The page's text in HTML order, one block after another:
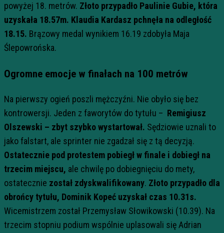
powyżej 18. metrów. Złoto przypadło Paulinie Gubie, która
uzyskała 18.57m. Klaudia Kardasz pchnęła na odległość
18.15. Brązowy medal wynikiem 16.19 zdobyła Maja
Ślepowrońska.
Ogromne emocje w finałach na 100 metrów
Na pierwszy ogień poszli mężczyźni. Nie obyło się bez
kontrowersji. Jeden z faworytów do tytułu – Remigiusz
Olszewski – zbyt szybko wystartował. Sędziowie uznali to
jako falstart, ale sprinter nie zgadzał się z tą decyzją.
Ostatecznie pod protestem pobiegł w finale i dobiegł na
trzecim miejscu, ale chwilę po dobiegnięciu do mety,
ostatecznie został zdyskwalifikowany. Złoto przypadło dla
obrońcy tytułu, Dominik Kopeć uzyskał czas 10.31s.
Wicemistrzem został Przemysław Słowikowski (10.39). Na
trzecim stopniu podium wspólnie uplasowali się Adrian